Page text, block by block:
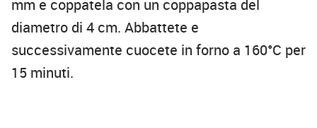
mm e coppatela con un coppapasta del
diametro di 4 cm. Abbattete e
successivamente cuocete in forno a 160°C per
15 minuti.